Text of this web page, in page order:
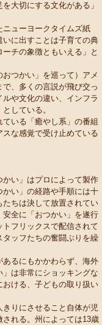
大切にする文化がある」
ューヨークタイムズ紙
に出すことは子育ての典
チの象徴ともいえる」と
つかい」を巡って）アメ
、多くの言説が飛び交っ
や文化の違い、インフラ
している。
いる「癒やし系」の番組
な感覚で受け止めている
い」はプロによって製作
い」の経路や手順には十
ちは決して放置されてい
全に「おつかい」を遂行
フリックスで配信されて
ッフたちの奮闘ぶりを繰
るにもかかわらず、海外
は非常にショッキングな
ける、子どもの取り扱い
りにさせること自体が児
れる。州によっては13歳